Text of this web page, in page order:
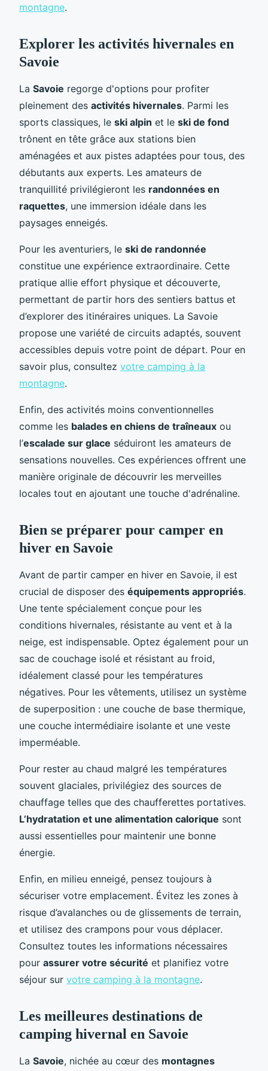
montagne.
Explorer les activités hivernales en
Savoie
La Savoie regorge d'options pour profiter
pleinement des activités hivernales. Parmi les
sports classiques, le ski alpin et le ski de fond
trônent en tête grâce aux stations bien
aménagées et aux pistes adaptées pour tous, des
débutants aux experts. Les amateurs de
tranquillité privilégieront les randonnées en
raquettes, une immersion idéale dans les
paysages enneigés.
Pour les aventuriers, le ski de randonnée
constitue une expérience extraordinaire. Cette
pratique allie effort physique et découverte,
permettant de partir hors des sentiers battus et
d’explorer des itinéraires uniques. La Savoie
propose une variété de circuits adaptés, souvent
accessibles depuis votre point de départ. Pour en
savoir plus, consultez votre camping à la
montagne.
Enfin, des activités moins conventionnelles
comme les balades en chiens de traîneaux ou
l’escalade sur glace séduiront les amateurs de
sensations nouvelles. Ces expériences offrent une
manière originale de découvrir les merveilles
locales tout en ajoutant une touche d'adrénaline.
Bien se préparer pour camper en
hiver en Savoie
Avant de partir camper en hiver en Savoie, il est
crucial de disposer des équipements appropriés.
Une tente spécialement conçue pour les
conditions hivernales, résistante au vent et à la
neige, est indispensable. Optez également pour un
sac de couchage isolé et résistant au froid,
idéalement classé pour les températures
négatives. Pour les vêtements, utilisez un système
de superposition : une couche de base thermique,
une couche intermédiaire isolante et une veste
imperméable.
Pour rester au chaud malgré les températures
souvent glaciales, privilégiez des sources de
chauffage telles que des chaufferettes portatives.
L’hydratation et une alimentation calorique sont
aussi essentielles pour maintenir une bonne
énergie.
Enfin, en milieu enneigé, pensez toujours à
sécuriser votre emplacement. Évitez les zones à
risque d’avalanches ou de glissements de terrain,
et utilisez des crampons pour vous déplacer.
Consultez toutes les informations nécessaires
pour assurer votre sécurité et planifiez votre
séjour sur votre camping à la montagne.
Les meilleures destinations de
camping hivernal en Savoie
La Savoie, nichée au cœur des montagnes